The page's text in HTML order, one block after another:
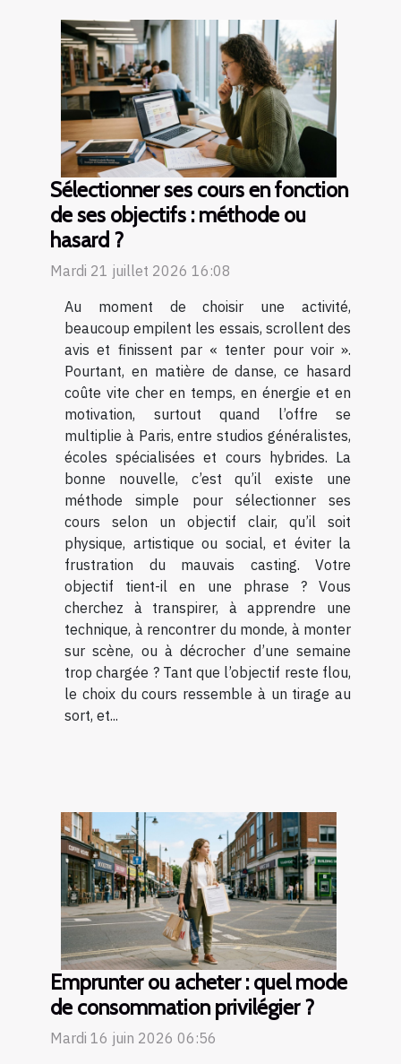
Sélectionner ses cours en fonction
de ses objectifs : méthode ou
hasard ?
Mardi 21 juillet 2026 16:08
Au moment de choisir une activité,
beaucoup empilent les essais, scrollent des
avis et finissent par « tenter pour voir ».
Pourtant, en matière de danse, ce hasard
coûte vite cher en temps, en énergie et en
motivation, surtout quand l’offre se
multiplie à Paris, entre studios généralistes,
écoles spécialisées et cours hybrides. La
bonne nouvelle, c’est qu’il existe une
méthode simple pour sélectionner ses
cours selon un objectif clair, qu’il soit
physique, artistique ou social, et éviter la
frustration du mauvais casting. Votre
objectif tient-il en une phrase ? Vous
cherchez à transpirer, à apprendre une
technique, à rencontrer du monde, à monter
sur scène, ou à décrocher d’une semaine
trop chargée ? Tant que l’objectif reste flou,
le choix du cours ressemble à un tirage au
sort, et...
Emprunter ou acheter : quel mode
de consommation privilégier ?
Mardi 16 juin 2026 06:56